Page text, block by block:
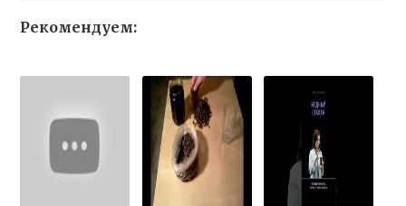
Рекомендуем: